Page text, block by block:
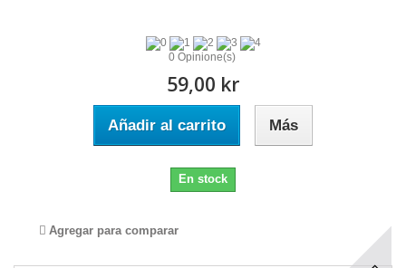
0 Opinione(s)
59,00 kr
Añadir al carrito Más
En stock
Agregar para comparar